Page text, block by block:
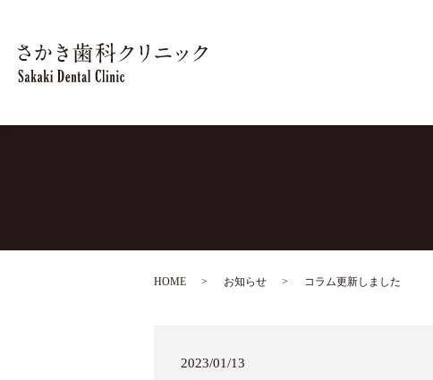
HOME お知らせ コラム更新しました
2023/01/13